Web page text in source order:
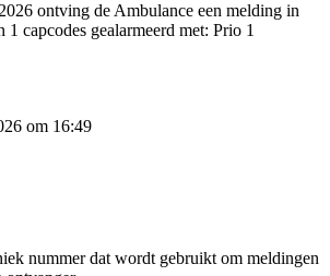
ontving de Ambulance een melding in
capcodes gealarmeerd met: Prio 1
om 16:49
nummer dat wordt gebruikt om meldingen